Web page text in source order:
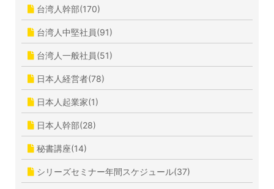
台湾人幹部(170)
台湾人中堅社員(91)
台湾人一般社員(51)
日本人経営者(78)
日本人起業家(1)
日本人幹部(28)
秘書講座(14)
シリーズセミナー年間スケジュール(37)